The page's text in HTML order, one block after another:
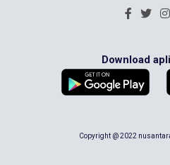
Download
Copyright @ 2022